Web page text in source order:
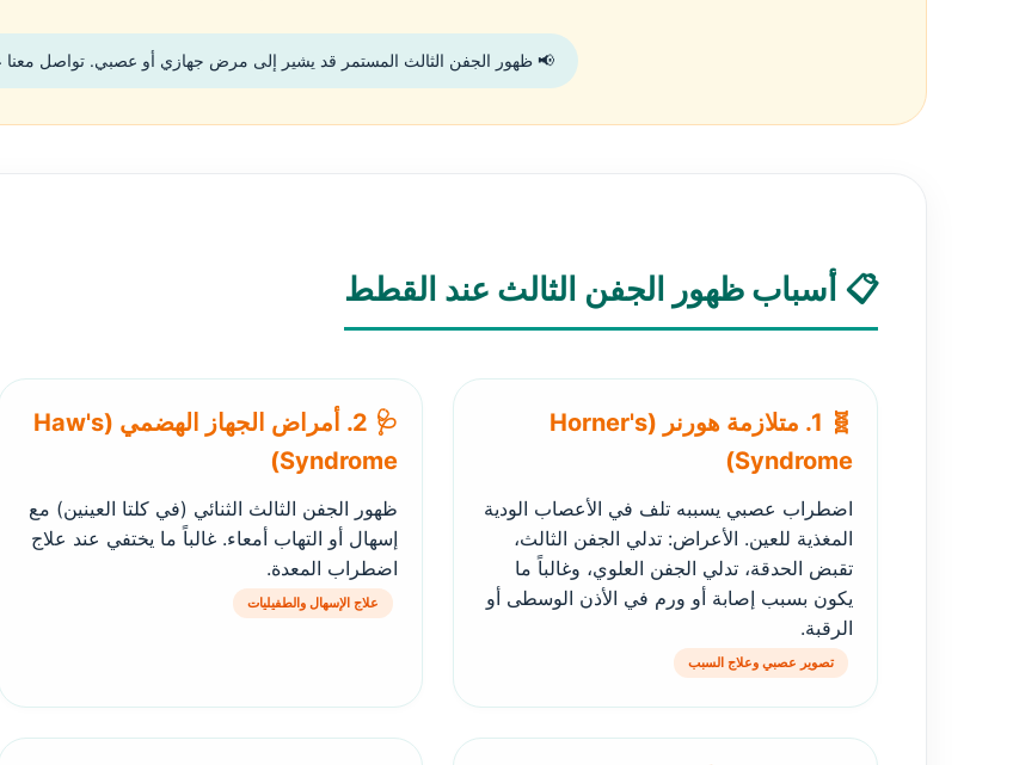
📢 ظهور الجفن الثالث المستمر قد يشير إلى مرض جهازي أو عصبي. تواصل معنا
📋 أسباب ظهور الجفن الثالث عند القطط
🧬 1. متلازمة هورنر (Horner's
Syndrome)
اضطراب عصبي يسببه تلف في الأعصاب الودية
المغذية للعين. الأعراض: تدلي الجفن الثالث،
تقبض الحدقة، تدلي الجفن العلوي، وغالباً ما
يكون بسبب إصابة أو ورم في الأذن الوسطى أو
الرقبة.
تصوير عصبي وعلاج السبب
🩺 2. أمراض الجهاز الهضمي (Haw's
Syndrome)
ظهور الجفن الثالث الثنائي (في كلتا العينين) مع
إسهال أو التهاب أمعاء. غالباً ما يختفي عند علاج
اضطراب المعدة.
علاج الإسهال والطفيليات